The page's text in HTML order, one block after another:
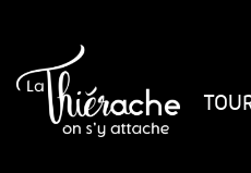
Accueil› Groupes